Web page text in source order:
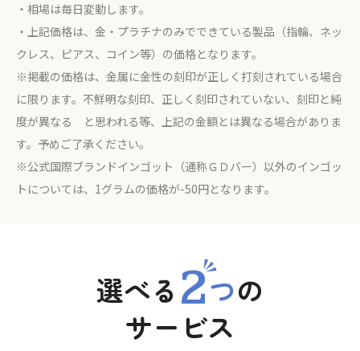
相場は毎日変動します。
上記価格は、金・プラチナのみでできている製品（指輪、ネッ
クレス、ピアス、コイン等）の価格となります。
※掲載の価格は、金属に金性の刻印が正しく打刻されている場合
に限ります。不鮮明な刻印、正しく刻印されていない、刻印と純
度が異なる と思われる等、上記の金額とは異なる場合がありま
す。予めご了承ください。
※公式国際ブランドインゴット（通称ＧＤバー）以外のインゴッ
トについては、1グラムの価格が-50円となります。
選べる 2つの
サービス